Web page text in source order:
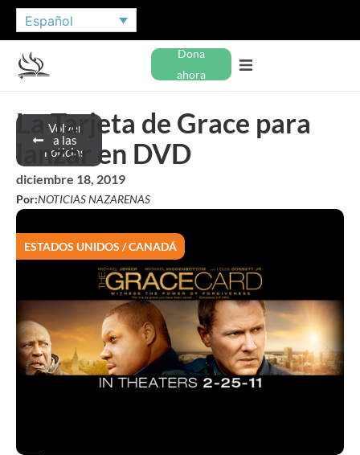
Español
Dona
ahora
Volver
a las
noticias
La Tarjeta de Grace para
lanzar en DVD
diciembre 18, 2019
Por:NOTICIAS NAZARENAS
ESTADOS UNIDOS / CANADÁ